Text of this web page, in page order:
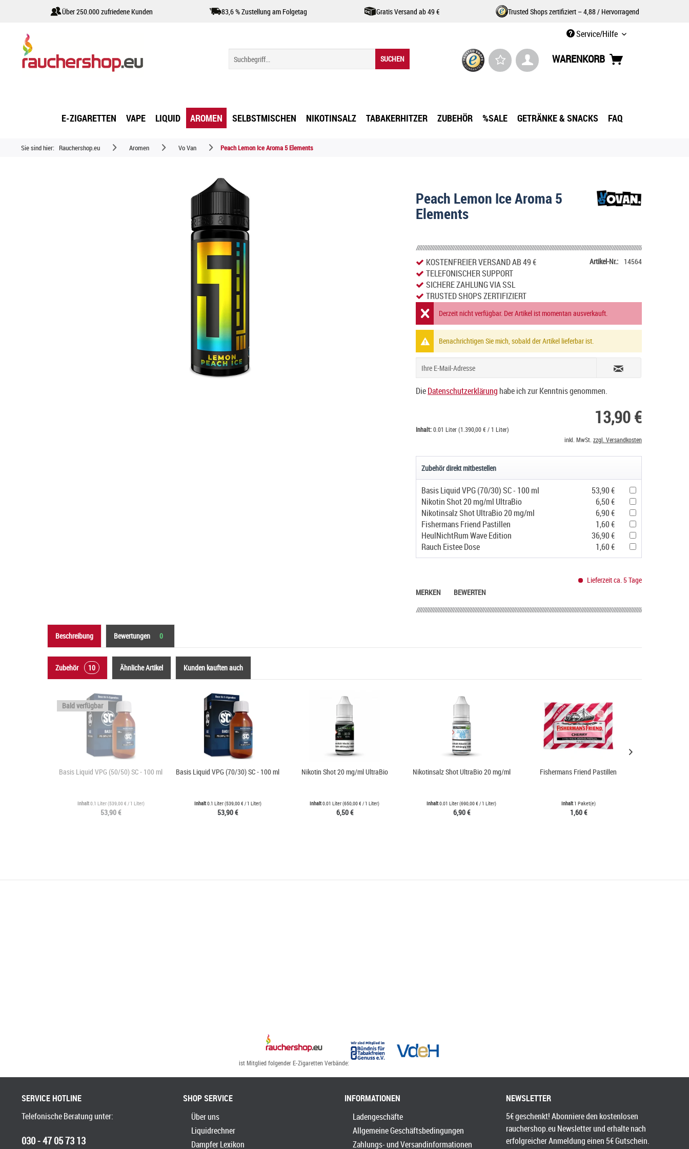
Über 250.000 zufriedene Kunden 83,6 % Zustellung am Folgetag Gratis Versand ab 49 € Trusted Shops zertifiziert – 4,88 / Hervorragend
Service/Hilfe
SUCHEN WARENKORB
E-ZIGARETTEN VAPE LIQUID AROMEN SELBSTMISCHEN NIKOTINSALZ TABAKERHITZER ZUBEHÖR %SALE GETRÄNKE & SNACKS FAQ
Sie sind hier: Rauchershop.eu Aromen Vo Van Peach Lemon Ice Aroma 5 Elements
Peach Lemon Ice Aroma 5
Elements
KOSTENFREIER VERSAND AB 49 €
TELEFONISCHER SUPPORT
SICHERE ZAHLUNG VIA SSL
TRUSTED SHOPS ZERTIFIZIERT
Artikel-Nr.: 14564
Derzeit nicht verfügbar. Der Artikel ist momentan ausverkauft.
Benachrichtigen Sie mich, sobald der Artikel lieferbar ist.
DieDatenschutzerklärung habe ich zur Kenntnis genommen.
13,90 €
Inhalt:0.01 Liter (1.390,00 € / 1 Liter)
inkl. MwSt. zzgl. Versandkosten
Zubehör direkt mitbestellen
Basis Liquid VPG (70/30) SC - 100 ml
53,90 €
Nikotin Shot 20 mg/ml UltraBio
6,50 €
Nikotinsalz Shot UltraBio 20 mg/ml
6,90 €
Fishermans Friend Pastillen
1,60 €
HeulNichtRum Wave Edition
36,90 €
Rauch Eistee Dose
1,60 €
Lieferzeit ca. 5 Tage
MERKEN
BEWERTEN
Beschreibung Bewertungen 0
Zubehör 10 Ähnliche Artikel Kunden kauften auch
Bald verfügbar
Basis Liquid VPG (50/50) SC - 100 ml
Inhalt0.1 Liter(539,00 € / 1 Liter)
53,90 €
Basis Liquid VPG (70/30) SC - 100 ml
Inhalt0.1 Liter(539,00 € / 1 Liter)
53,90 €
Nikotin Shot 20 mg/ml UltraBio
Inhalt0.01 Liter(650,00 € / 1 Liter)
6,50 €
Nikotinsalz Shot UltraBio 20 mg/ml
Inhalt0.01 Liter(690,00 € / 1 Liter)
6,90 €
Fishermans Friend Pastillen
Inhalt1 Paket(e)
1,60 €
ist Mitglied folgender E-Zigaretten Verbände:
SERVICE HOTLINE
Telefonische Beratung unter:
030 - 47 05 73 13
SHOP SERVICE
Über uns
Liquidrechner
Dampfer Lexikon
INFORMATIONEN
Ladengeschäfte
Allgemeine Geschäftsbedingungen
Zahlungs- und Versandinformationen
NEWSLETTER
5€ geschenkt! Abonniere den kostenlosen
rauchershop.eu Newsletter und erhalte nach
erfolgreicher Anmeldung einen 5€ Gutschein.